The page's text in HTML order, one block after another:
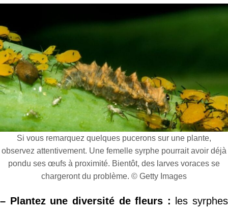
Si vous remarquez quelques pucerons sur une plante,
observez attentivement. Une femelle syrphe pourrait avoir déjà
pondu ses œufs à proximité. Bientôt, des larves voraces se
chargeront du problème. © Getty Images
– Plantez une diversité de fleurs : les syrphes